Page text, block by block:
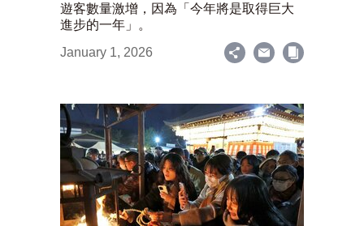
遊客數量激增，因為「今年將是取得巨大
進步的一年」。
January 1, 2026